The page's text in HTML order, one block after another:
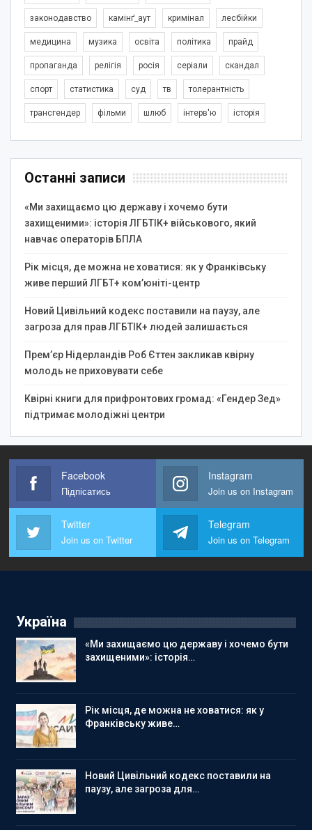
законодавство камінґ_аут кримінал лесбійки
медицина музика освіта політика прайд
пропаганда релігія росія серіали скандал
спорт статистика суд тв толерантність
трансгендер фільми шлюб інтерв'ю історія
Останні записи
«Ми захищаємо цю державу і хочемо бути
захищеними»: історія ЛГБТІК+ військового, який
навчає операторів БПЛА
Рік місця, де можна не ховатися: як у Франківську
живе перший ЛГБТ+ ком’юніті-центр
Новий Цивільний кодекс поставили на паузу, але
загроза для прав ЛГБТІК+ людей залишається
Прем’єр Нідерландів Роб Єттен закликав квірну
молодь не приховувати себе
Квірні книги для прифронтових громад: «Гендер Зед»
підтримає молодіжні центри
Facebook
Підпісатись
Instagram
Join us on Instagram
Twitter
Join us on Twitter
Telegram
Join us on Telegram
Україна
«Ми захищаємо цю державу і хочемо бути
захищеними»: історія…
Рік місця, де можна не ховатися: як у
Франківську живе…
Новий Цивільний кодекс поставили на
паузу, але загроза для…